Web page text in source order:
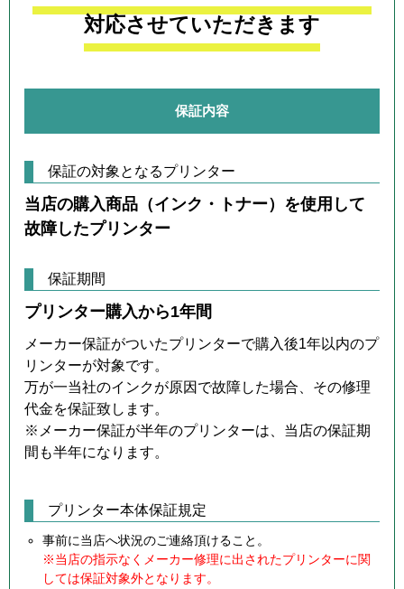
対応させていただきます
保証内容
保証の対象となるプリンター
当店の購入商品（インク・トナー）を使用して
故障したプリンター
保証期間
プリンター購入から1年間
メーカー保証がついたプリンターで購入後1年以内のプ
リンターが対象です。
万が一当社のインクが原因で故障した場合、その修理
代金を保証致します。
※メーカー保証が半年のプリンターは、当店の保証期
間も半年になります。
プリンター本体保証規定
事前に当店へ状況のご連絡頂けること。
※当店の指示なくメーカー修理に出されたプリンターに関
しては保証対象外となります。